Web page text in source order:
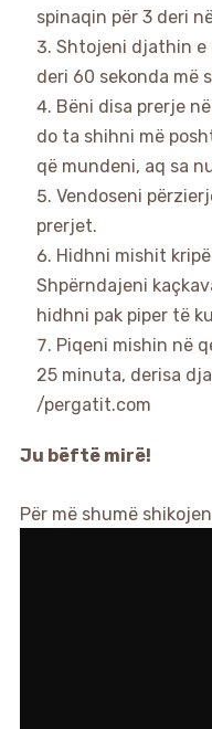
spinaqin për 3 deri
Shtojeni djathin e
deri 60 sekonda më
Bëni disa prerje
do ta shihni më
që mundeni, aq sa
Vendoseni
prerjet.
Hidhni mishit
Shpërndajeni
hidhni pak piper të
Piqeni mishin në
25 minuta, derisa
/pergatit.com
Ju bëftë mirë!
Për më shumë